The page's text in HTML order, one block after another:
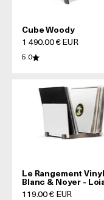
Cube Woody
Prix de vente
1 490.00 € EUR
5.0
Le Rangement
Blanc & Noyer -
Prix de vente
119.00 € EUR